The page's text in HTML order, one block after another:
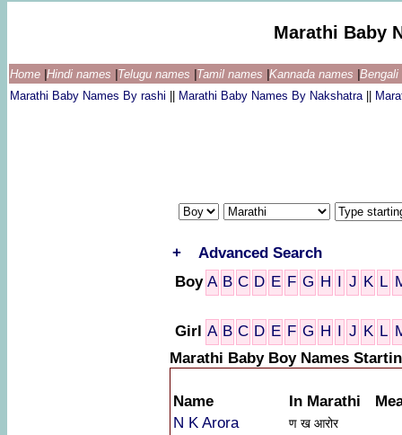
Marathi Baby
Home Hindi names Telugu names Tamil names Kannada names
Marathi Baby Names By rashi
Marathi Baby Names By Nakshatra
+
Advanced Search
Boy A B C D E F G H I J K L
Girl A B C D E F G H I J K L
Marathi Baby Boy Names
Name In Marathi
N K Arora
ण ख आरोर